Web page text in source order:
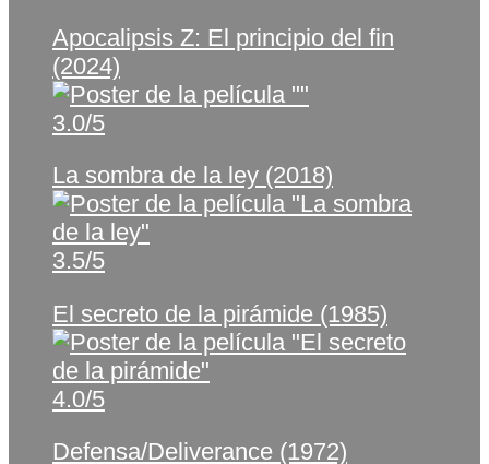
Apocalipsis Z: El principio del fin
(2024)
3.0/5
La sombra de la ley (2018)
3.5/5
El secreto de la pirámide (1985)
4.0/5
Defensa/Deliverance (1972)